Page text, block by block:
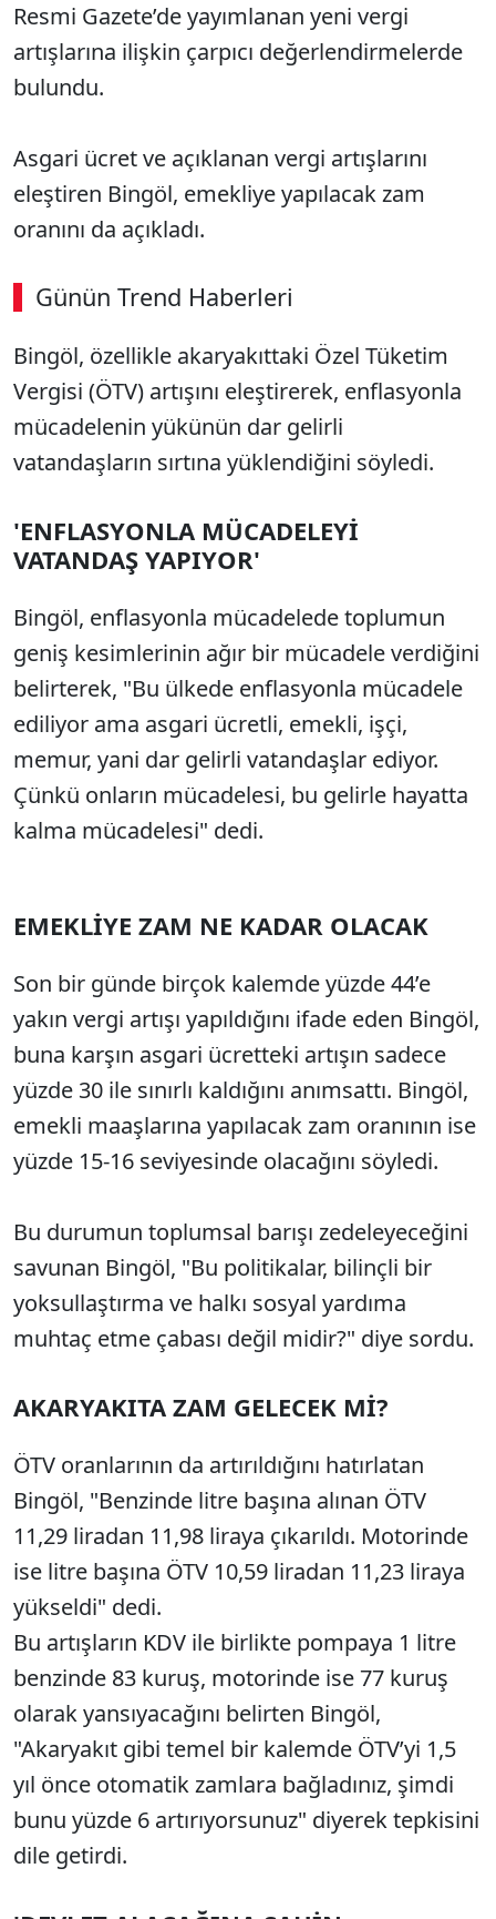
Resmi Gazete’de yayımlanan yeni vergi
artışlarına ilişkin çarpıcı değerlendirmelerde
bulundu.
Asgari ücret ve açıklanan vergi artışlarını
eleştiren Bingöl, emekliye yapılacak zam
oranını da açıkladı.
Günün Trend Haberleri
Bingöl, özellikle akaryakıttaki Özel Tüketim
Vergisi (ÖTV) artışını eleştirerek, enflasyonla
mücadelenin yükünün dar gelirli
vatandaşların sırtına yüklendiğini söyledi.
'ENFLASYONLA MÜCADELEYİ
VATANDAŞ YAPIYOR'
Bingöl, enflasyonla mücadelede toplumun
geniş kesimlerinin ağır bir mücadele verdiğini
belirterek, "Bu ülkede enflasyonla mücadele
ediliyor ama asgari ücretli, emekli, işçi,
memur, yani dar gelirli vatandaşlar ediyor.
Çünkü onların mücadelesi, bu gelirle hayatta
kalma mücadelesi" dedi.
EMEKLİYE ZAM NE KADAR OLACAK
Son bir günde birçok kalemde yüzde 44’e
yakın vergi artışı yapıldığını ifade eden Bingöl,
buna karşın asgari ücretteki artışın sadece
yüzde 30 ile sınırlı kaldığını anımsattı. Bingöl,
emekli maaşlarına yapılacak zam oranının ise
yüzde 15-16 seviyesinde olacağını söyledi.
Bu durumun toplumsal barışı zedeleyeceğini
savunan Bingöl, "Bu politikalar, bilinçli bir
yoksullaştırma ve halkı sosyal yardıma
muhtaç etme çabası değil midir?" diye sordu.
AKARYAKITA ZAM GELECEK Mİ?
ÖTV oranlarının da artırıldığını hatırlatan
Bingöl, "Benzinde litre başına alınan ÖTV
11,29 liradan 11,98 liraya çıkarıldı. Motorinde
ise litre başına ÖTV 10,59 liradan 11,23 liraya
yükseldi" dedi.
Bu artışların KDV ile birlikte pompaya 1 litre
benzinde 83 kuruş, motorinde ise 77 kuruş
olarak yansıyacağını belirten Bingöl,
"Akaryakıt gibi temel bir kalemde ÖTV’yi 1,5
yıl önce otomatik zamlara bağladınız, şimdi
bunu yüzde 6 artırıyorsunuz" diyerek tepkisini
dile getirdi.